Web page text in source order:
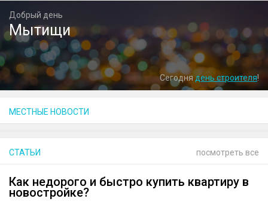
Добрый день
Мытищи
Сегоднядень строителя!
МЕСТНЫЕ НОВОСТИ
СТАТЬИ посмотреть все
Как недорого и быстро купить квартиру в
новостройке?